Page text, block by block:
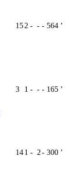
152 - - - 564 ʼ
3 1 - - - 165 ʼ
141 - 2- 300 ʼ